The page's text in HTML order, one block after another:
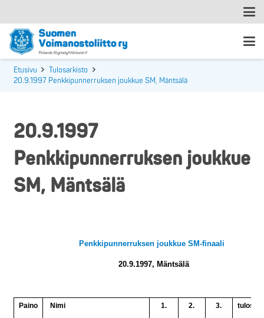
Etusivu
Tulosarkisto
20.9.1997 Penkkipunnerruksen joukkue SM, Mäntsälä
20.9.1997
Penkkipunnerruksen joukkue
SM, Mäntsälä
Penkkipunnerruksen joukkue SM-finaali
20.9.1997, Mäntsälä
Paino Nimi 1. 2. 3. tulos